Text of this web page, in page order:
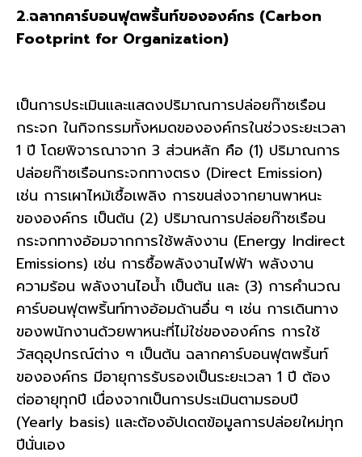
2.ฉลากคาร์บอนฟุตพริ้นท์ขององค์กร (Carbon
Footprint for Organization)
เป็นการประเมินและแสดงปริมาณการปล่อยก๊าซเรือน
กระจก ในกิจกรรมทั้งหมดขององค์กรในช่วงระยะเวลา
1 ปี โดยพิจารณาจาก 3 ส่วนหลัก คือ (1) ปริมาณการ
ปล่อยก๊าซเรือนกระจกทางตรง (Direct Emission)
เช่น การเผาไหม้เชื้อเพลิง การขนส่งจากยานพาหนะ
ขององค์กร เป็นต้น (2) ปริมาณการปล่อยก๊าซเรือน
กระจกทางอ้อมจากการใช้พลังงาน (Energy Indirect
Emissions) เช่น การซื้อพลังงานไฟฟ้า พลังงาน
ความร้อน พลังงานไอน้ำ เป็นต้น และ (3) การคำนวณ
คาร์บอนฟุตพริ้นท์ทางอ้อมด้านอื่น ๆ เช่น การเดินทาง
ของพนักงานด้วยพาหนะที่ไม่ใช่ขององค์กร การใช้
วัสดุอุปกรณ์ต่าง ๆ เป็นต้น ฉลากคาร์บอนฟุตพริ้นท์
ขององค์กร มีอายุการรับรองเป็นระยะเวลา 1 ปี ต้อง
ต่ออายุทุกปี เนื่องจากเป็นการประเมินตามรอบปี
(Yearly basis) และต้องอัปเดตข้อมูลการปล่อยใหม่ทุก
ปีนั่นเอง